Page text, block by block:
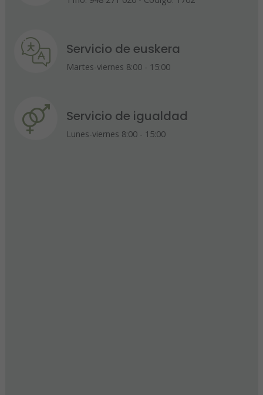
Servicio de euskera
Martes-viernes 8:00 - 15:00
Servicio de igualdad
Lunes-viernes 8:00 - 15:00